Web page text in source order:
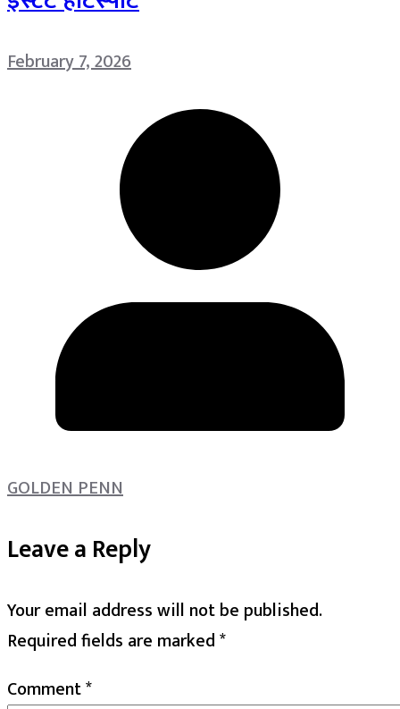
February 7, 2026
GOLDEN PENN
Leave a Reply
Your email address will not be published.
Required fields are marked*
Comment*